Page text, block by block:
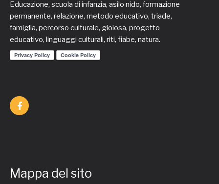
Educazione, scuola di infanzia, asilo nido, formazione
permanente, relazione, metodo educativo, triade,
famiglia, percorso culturale, gioiosa, progetto
educativo, linguaggi culturali, riti, fiabe, natura.
Mappa del sito